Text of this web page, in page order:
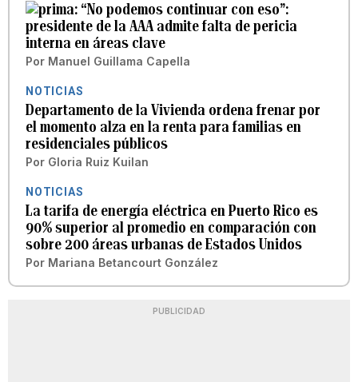
“No podemos continuar con eso”:
presidente de la AAA admite falta de pericia
interna en áreas clave
Por Manuel Guillama Capella
NOTICIAS
Departamento de la Vivienda ordena frenar por
el momento alza en la renta para familias en
residenciales públicos
Por Gloria Ruiz Kuilan
NOTICIAS
La tarifa de energía eléctrica en Puerto Rico es
90% superior al promedio en comparación con
sobre 200 áreas urbanas de Estados Unidos
Por Mariana Betancourt González
PUBLICIDAD